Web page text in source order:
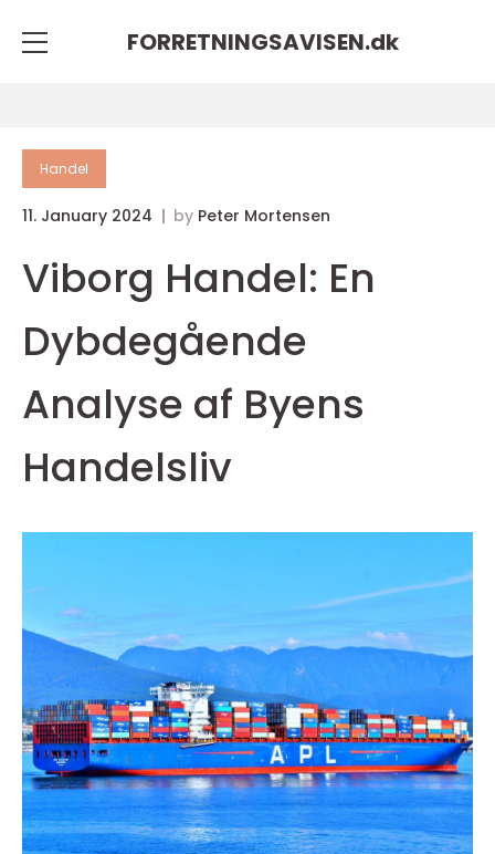
FORRETNINGSAVISEN.dk
Handel
11. January 2024 by Peter Mortensen
Viborg Handel: En
Dybdegående
Analyse af Byens
Handelsliv